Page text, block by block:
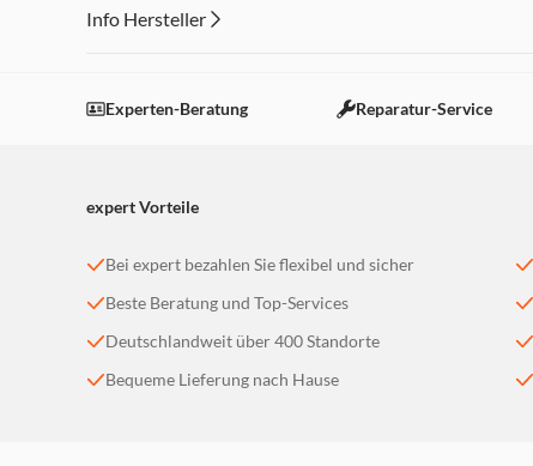
Info Hersteller
Einstellungen anpassen
Experten-Beratung Reparatur-Service
expert Vorteile
Bei expert bezahlen Sie flexibel und sicher
Beste Beratung und Top-Services
Deutschlandweit über 400 Standorte
Bequeme Lieferung nach Hause